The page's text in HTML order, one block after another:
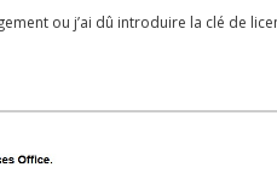
ou j’ai dû introduire la clé de